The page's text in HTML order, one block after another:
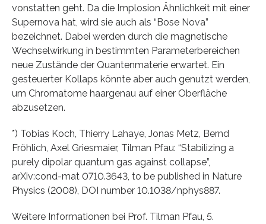
vonstatten geht. Da die Implosion Ähnlichkeit mit einer
Supernova hat, wird sie auch als “Bose Nova”
bezeichnet. Dabei werden durch die magnetische
Wechselwirkung in bestimmten Parameterbereichen
neue Zustände der Quantenmaterie erwartet. Ein
gesteuerter Kollaps könnte aber auch genutzt werden,
um Chromatome haargenau auf einer Oberfläche
abzusetzen.
*) Tobias Koch, Thierry Lahaye, Jonas Metz, Bernd
Fröhlich, Axel Griesmaier, Tilman Pfau: “Stabilizing a
purely dipolar quantum gas against collapse”,
arXiv:cond-mat 0710.3643, to be published in Nature
Physics (2008), DOI number 10.1038/nphys887.
Weitere Informationen bei Prof. Tilman Pfau, 5.